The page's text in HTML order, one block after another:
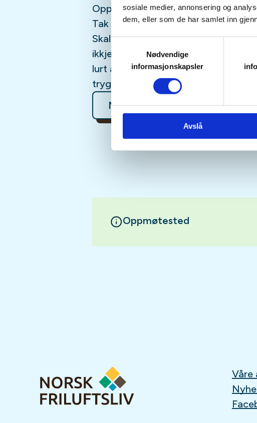
sosiale medier, annonsering og
dem, eller som de har samlet inn
Nødvendige
informasjonskapsler
Avslå
Oppmøte ved leirduvebanen i
Tak med øyreværn om du har. Vi
Skal du ha med eige våpen, må du
ikkje har jegerprøva! Skot og duver
lurt å ha på tjukk genser. Du vil få
tryggleik! Alt er gratis!
Mer informasjon
Oppmøtested
Våre